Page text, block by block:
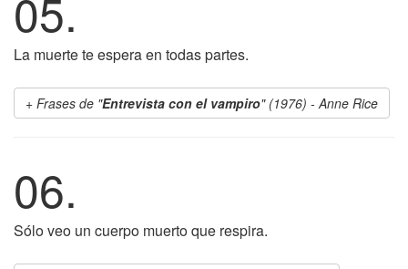
La muerte te espera en todas partes.
Frases de "Entrevista con el vampiro" (1976) - Anne Rice
06.
Sólo veo un cuerpo muerto que respira.